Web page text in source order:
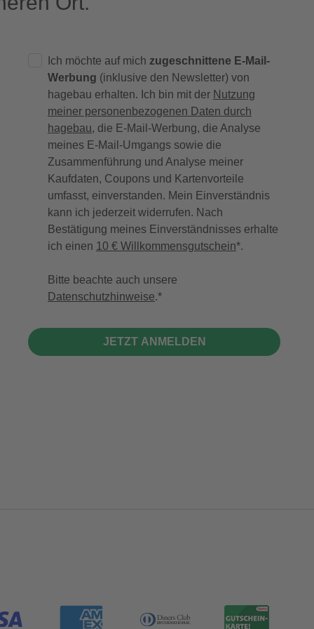
Ich möchte auf mich zugeschnittene E-Mail-
Werbung (inklusive den Newsletter) von
hagebau erhalten. Ich bin mit der Nutzung
meiner personenbezogenen Daten durch
hagebau, die E-Mail-Werbung, die Analyse
meines E-Mail-Umgangs sowie die
Zusammenführung und Analyse meiner
Kaufdaten, Coupons und Kartenvorteile
umfasst, einverstanden. Mein Einverständnis
kann ich jederzeit widerrufen. Nach
Bestätigung meines Einverständnisses erhalte
ich einen 10 € Willkommensgutschein*.
Bitte beachte auch unsere
Datenschutzhinweise.
JETZT ANMELDEN